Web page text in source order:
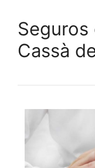
Seguros
Cassà